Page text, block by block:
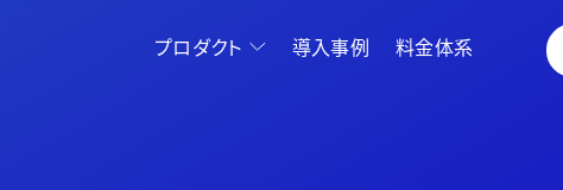
プロダクト 導入事例 料金体系